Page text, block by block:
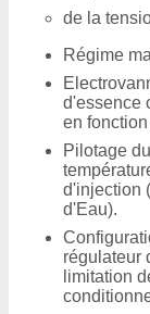
de la
Régime
d'essence
en
Pilotage
d'injection
d'Eau).
régulateur
limitation